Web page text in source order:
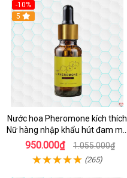
-10%
5
Nước hoa Pheromone kích thích
Nữ hàng nhập khẩu hút đam mê
10ml
950.000₫ 1.055.000₫
(265)